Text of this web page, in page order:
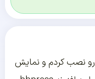
من افزونه bbpress رو نصب کردم و نمایش